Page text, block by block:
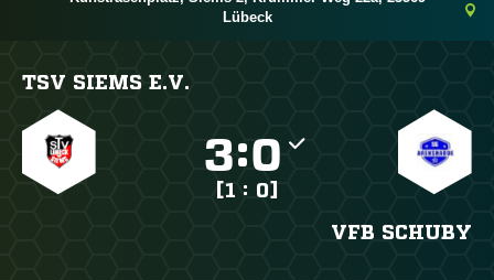
Lübeck
TSV SIEMS E.V.
:
[1 : 0]
VFB SCHUBY